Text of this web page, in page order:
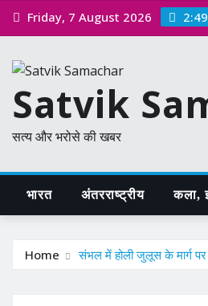
Skip Friday, 7 August 2026
Satvik
सत्य और भरोसे की खबर
भारत अंतरराष्ट्रीय कला,
Home संभल में होली जुलूस के मार्ग